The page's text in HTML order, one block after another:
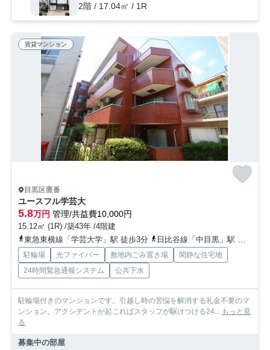
2階 / 17.04㎡ / 1R
賃貸マンション
目黒区鷹番
ユースフル学芸大
5.8万円 管理/共益費10,000円
15.12㎡ (1R) /築43年 /4階建
東急東横線「学芸大学」駅 徒歩3分
日比谷線「中目黒」駅 徒歩28分
駐輪場 光ファイバー 敷地内ごみ置き場
閑静な住宅地
24時間緊急通報システム
公共下水
駐輪場付きのマンションです。引越し時の苦悩を解消する礼金不要のマ
ンション。アクシデントが起こればスタッフが駆けつける24...
もっと見
る
募集中の部屋